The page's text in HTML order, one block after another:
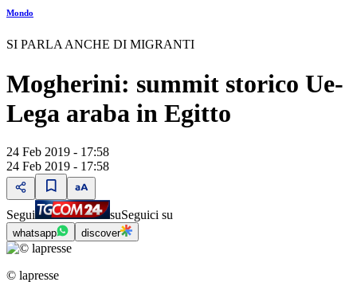
Mondo
SI PARLA ANCHE DI MIGRANTI
Mogherini: summit storico Ue-
Lega araba in Egitto
24 Feb 2019 - 17:58
24 Feb 2019 - 17:58
Segui suSeguici su
whatsapp discover
© lapresse